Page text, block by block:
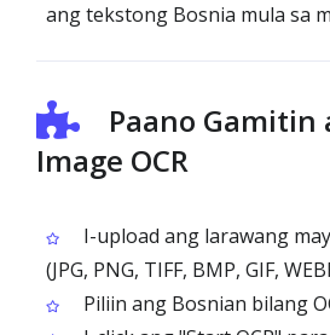
ang tekstong Bosnia mula sa
Paano Gamitin
Image OCR
I-upload ang larawang
(JPG, PNG, TIFF, BMP, GIF,
Piliin ang Bosnian bilang